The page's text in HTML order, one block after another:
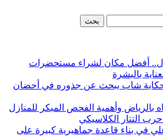
أفضل مكان لشراء مستحضرات
بالبشرة
شاب يبحث عن جذوره في أحضان
وأهمية الفحص المبكر للمنازل
التتار الكلاسيكي
في بناء قاعدة جماهيرية كبيرة على